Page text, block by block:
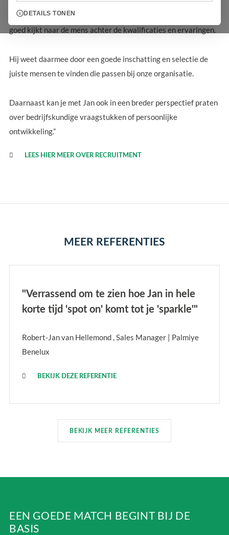
“Jan is een echte professional die door zijn persoonlijke touch
goed kijkt naar de mens achter de kwalificaties en ervaringen.
Hij weet daarmee door een goede inschatting en selectie de
juiste mensen te vinden die passen bij onze organisatie.
Daarnaast kan je met Jan ook in een breder perspectief praten
over bedrijfskundige vraagstukken of persoonlijke
ontwikkeling.”
LEES HIER MEER OVER RECRUITMENT
MEER REFERENTIES
"Verrassend om te zien hoe Jan in hele
korte tijd 'spot on' komt tot je 'sparkle'"
Robert-Jan van Hellemond , Sales Manager | Palmiye
Benelux
BEKIJK DEZE REFERENTIE
BEKIJK MEER REFERENTIES
EEN GOEDE MATCH BEGINT BIJ DE
BASIS
DETAILS TONEN